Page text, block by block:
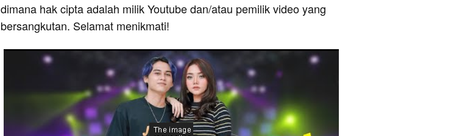
dimana hak cipta adalah milik Youtube dan/atau pemilik video yang
bersangkutan. Selamat menikmati!